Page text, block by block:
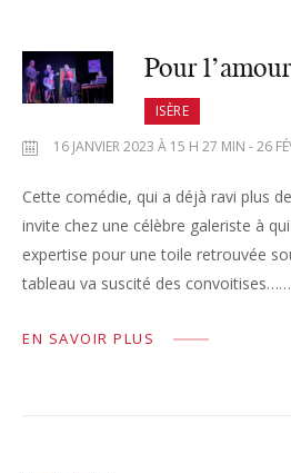
Pour
ISÈRE
16 JANVIER 2023 À 15 H 27 MIN - 26
Cette comédie, qui a déjà ravi plus
invite chez une célèbre galeriste à
expertise pour une toile retrouvée
tableau va suscité des convoitises……
EN SAVOIR PLUS